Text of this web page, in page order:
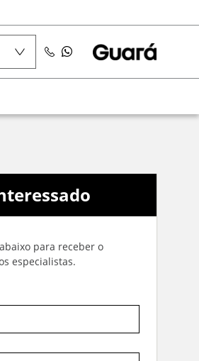
para receber o
especialistas.